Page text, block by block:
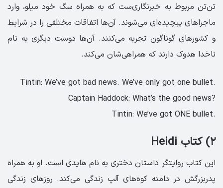
تن‌تن مربوط به خبرنگاری‌ست که به همراه سگ خود میلو، وارد
ماجراهای پیچیده‌ای می‌شوند. آن‌ها اتفاقات مختلفی را در شرایط
و کشورهای گوناگون تجربه می‌کنند. آن‌ها دوست دیگری به نام
ناخدا هدوک دارند که همراهی‌شان می‌کند.
.Tintin: We’ve got bad news. We’ve only got one bullet
?Captain Haddock: What’s the good news
.Tintin: We’ve got ONE bullet
۲) کتاب Heidi
این کتاب روایتگر داستان دختری به نام هایدی است. او به همراه
پدربزرگش در دامنه کوه‌های آلپ زندگی می‌کند. روزهای زندگی